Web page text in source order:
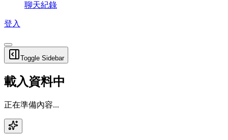
聊天紀錄
登入
Toggle Sidebar
載入資料中
正在準備內容...